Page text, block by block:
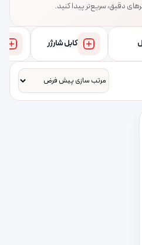
دقیق، سریع‌تر پیدا کنید.
کابل شارژر